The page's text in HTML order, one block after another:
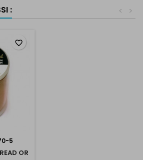
: >
<
5
OR
favorite_border